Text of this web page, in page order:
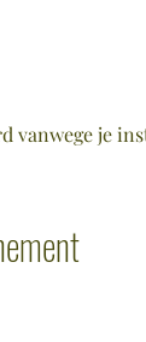
vanwege je